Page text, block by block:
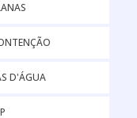
D'ÁGUA